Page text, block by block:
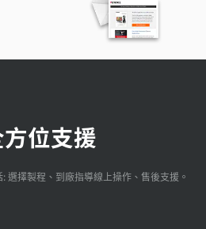
位支援
選擇製程、到廠指導線上操作、售後支援。